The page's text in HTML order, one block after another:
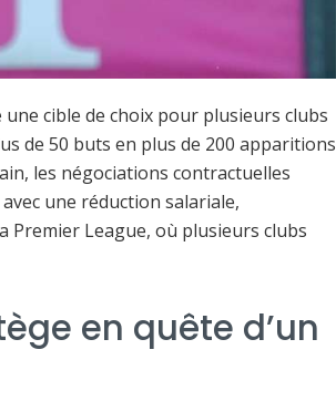
une cible de choix pour plusieurs clubs
de 50 buts en plus de 200 apparitions
les négociations contractuelles
une réduction salariale,
League, où plusieurs clubs
en quête d’un